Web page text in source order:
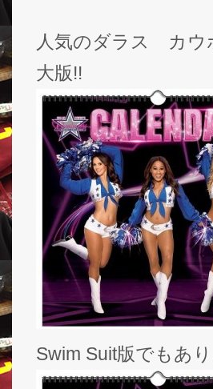
人気のダラス カウ
大版!!
Swim Suit版でもあ